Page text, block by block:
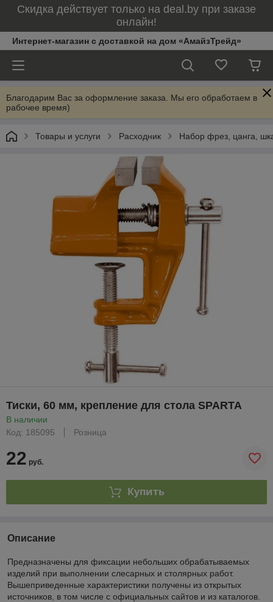
Скидка действует только на deal.by при заказе
онлайн!
Интернет-магазин с доставкой на дом «АмайзТрейд»
Благодарим Вас за оформление заказа. Мы его обработаем в
рабочее время)
Товары и услуги Расходник Набор фрез, цанга,
Тиски, 60 мм, крепление для стола SPARTA
В наличии
Код: 185095
Розница
22 руб.
Купить
Описание
Предназначены для фиксации небольших обрабатываемых
изделий при выполнении слесарных и столярных работ.
Вышеприведенные характеристики получены из открытых
источников, в том числе с официальных сайтов и из каталогов.